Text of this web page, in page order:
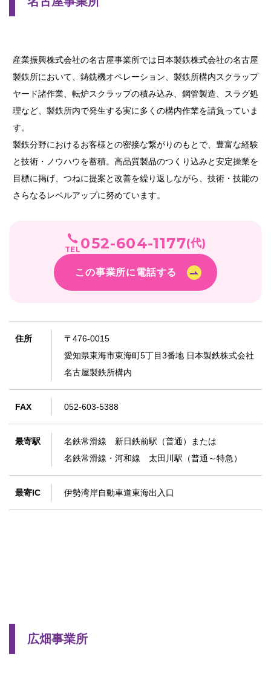
産業振興株式会社の名古屋事業所では日本製鉄株式会社の名古屋
製鉄所において、鋳銑機オペレーション、製鉄所構内スクラップ
ヤード諸作業、転炉スクラップの積み込み、鋼管製造、スラグ処
理など、製鉄所内で発生する実に多くの構内作業を請負っていま
す。
製鉄分野におけるお客様との密接な繋がりのもとで、豊富な経験
と技術・ノウハウを蓄積。高品質製品のつくり込みと安定操業を
目標に掲げ、つねに提案と改善を繰り返しながら、技術・技能の
さらなるレベルアップに努めています。
TEL052-604-1177(代)
この事業所に電話する
住所
〒476-0015
愛知県東海市東海町5丁目3番地 日本製鉄株式会社
名古屋製鉄所構内
FAX 052-603-5388
最寄駅
名鉄常滑線 新日鉄前駅（普通）または
名鉄常滑線・河和線 太田川駅（普通～特急）
最寄IC 伊勢湾岸自動車道東海出入口
広畑事業所